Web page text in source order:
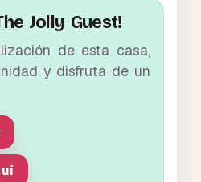
Jolly Guest!
de esta casa,
y disfruta de un